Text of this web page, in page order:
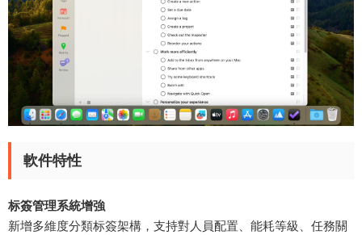
軟件特性
标簽管理系統增強​
新增多維度分類标簽架構，支持對人員配置、能耗等級、任務關